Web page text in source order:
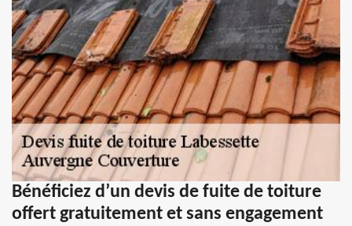
Bénéficiez d’un devis de fuite de toiture
offert gratuitement et sans engagement